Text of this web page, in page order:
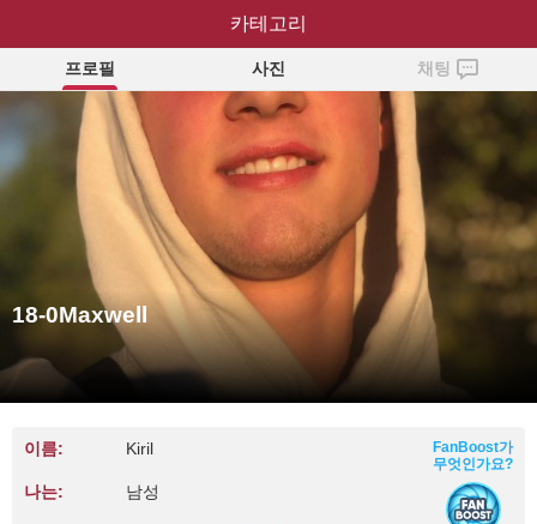
18-0Maxwell
프로필 사진 채팅
18-0Maxwell
이름: Kiril
나는: 남성
FanBoost가
무엇인가요?
카테고리